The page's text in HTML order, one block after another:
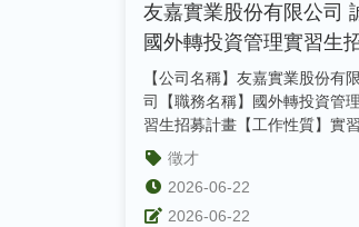
友嘉實業股份有限公司
國外轉投資管理實習生
計畫
【公司名稱】友嘉實業股份有
司【職務名稱】國外轉投資管
習生招募計畫【工作性質】實習
【收件截止日】額滿為止【職缺
明】&nb...
徵才
2026-06-22
2026-06-22